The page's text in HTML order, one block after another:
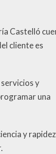
Castelló
cliente es
y
una
y